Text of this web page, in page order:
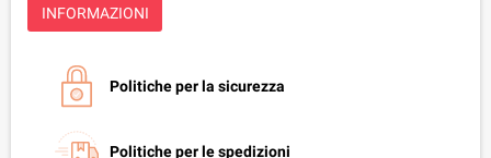
INFORMAZIONI
Politiche per la sicurezza
Politiche per le spedizioni